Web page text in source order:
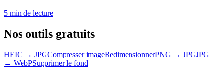
5 min de lecture
Nos outils gratuits
HEIC → JPGCompresser imageRedimensionnerPNG → JPGJPG
→ WebPSupprimer le fond